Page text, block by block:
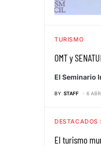
TURISMO
OMT y
El Seminario
BY STAFF 6
DESTACADOS
El turismo